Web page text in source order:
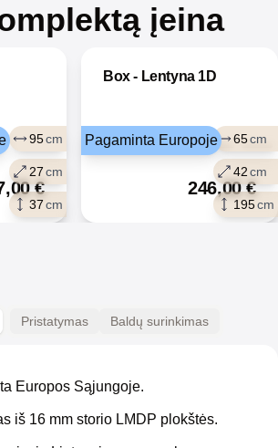
įeina
95cm
27cm
37cm
€
Box - Lentyna 1D
65cm
42cm
195cm
Pagaminta Europoje
246,00€
Pristatymas Baldų surinkimas
Europos Sąjungoje.
iš 16 mm storio LMDP plokštės.